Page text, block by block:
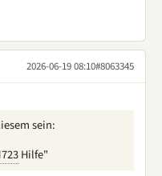
2026-06-19 08:10#8063345
sein:
Hilfe"